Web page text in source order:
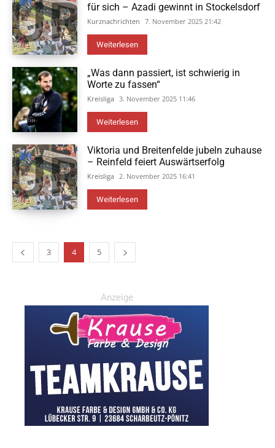
für sich – Azadi gewinnt in Stockelsdorf
Kurznachrichten 7. November 2025 21:42
Weiterlesen
„Was dann passiert, ist schwierig in
Worte zu fassen“
Kreisliga 3. November 2025 11:46
Weiterlesen
Viktoria und Breitenfelde jubeln zuhause
– Reinfeld feiert Auswärtserfolg
Kreisliga 2. November 2025 16:41
Weiterlesen
3 4 5
Anzeige